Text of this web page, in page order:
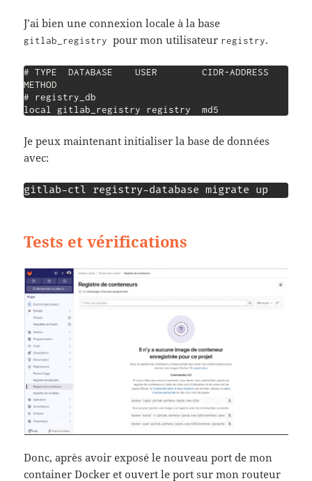
J’ai bien une connexion locale à la base
gitlab_registrypour mon utilisateur registry.
# TYPE  DATABASE    USER        CIDR-ADDRESS
METHOD
# registry_db
local gitlab_registry registry  md5
Je peux maintenant initialiser la base de données
avec:
gitlab-ctl registry-database migrate up
Tests et vérifications
Donc, après avoir exposé le nouveau port de mon
container Docker et ouvert le port sur mon routeur